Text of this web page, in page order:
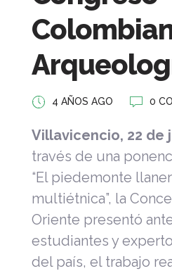
4 AÑOS AGO 0
Villavicencio, 22 de
través de una
“El piedemonte
multiétnica”, la
Oriente presentó
estudiantes y
del país, el trabajo